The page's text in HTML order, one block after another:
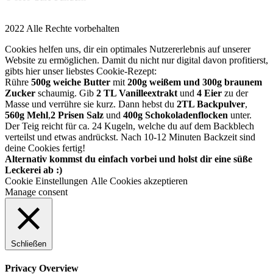
2022 Alle Rechte vorbehalten
Cookies helfen uns, dir ein optimales Nutzererlebnis auf unserer
Website zu ermöglichen. Damit du nicht nur digital davon profitierst,
gibts hier unser liebstes Cookie-Rezept:
Rühre 500g weiche Butter mit 200g weißem und 300g braunem
Zucker schaumig. Gib 2 TL Vanilleextrakt und 4 Eier zu der
Masse und verrühre sie kurz. Dann hebst du 2TL Backpulver,
560g Mehl,2 Prisen Salz und 400g Schokoladenflocken unter.
Der Teig reicht für ca. 24 Kugeln, welche du auf dem Backblech
verteilst und etwas andrückst. Nach 10-12 Minuten Backzeit sind
deine Cookies fertig!
Alternativ kommst du einfach vorbei und holst dir eine süße
Leckerei ab :)
Cookie Einstellungen Alle Cookies akzeptieren
Manage consent
Schließen
Privacy Overview